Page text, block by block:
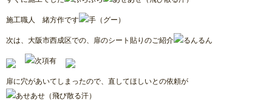
施工職人 緒方作です
次は、大阪市西成区での、扉のシート貼りのご紹介
扉に穴があいてしまったので、直してほしいとの依頼が